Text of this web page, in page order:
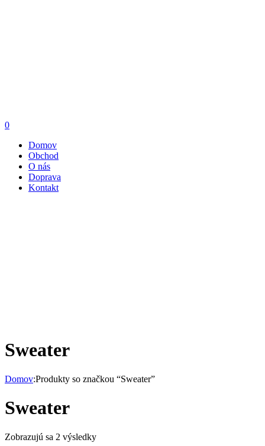
0
Domov
Obchod
O nás
Doprava
Kontakt
Sweater
Domov:Produkty so značkou “Sweater”
Sweater
Zobrazujú sa 2 výsledky